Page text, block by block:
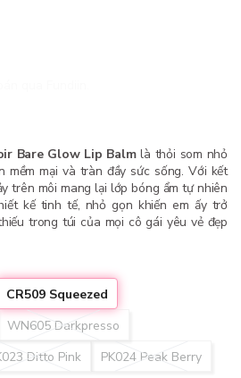
Bare Glow Lip Balmlà thỏi som nhỏ
mềm mại và tràn đầy sức sống. Với kết
trên môi mang lại lớp bóng ẩm tự nhiên
kế tinh tế, nhỏ gọn khiến em ấy trở
trong túi của mọi cô gái yêu vẻ đẹp
CR509 Squeezed
WN605 Darkpresso
Ditto Pink
PK024 Peak Berry